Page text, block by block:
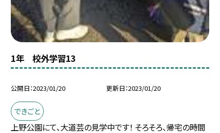
1年 校外学習13
公開日 2023/01/20 更新日 2023/01/20
できごと
上野公園にて、大道芸の見学中です！ そろそろ、帰宅の時間